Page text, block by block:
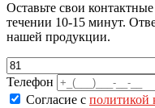
Оставьте свои
течении 10-15 минут.
нашей продукции.
Телефон
Согласие с политикой